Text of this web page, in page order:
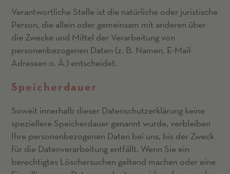
Verantwortliche Stelle ist die natürliche oder juristische
Person, die allein oder gemeinsam mit anderen über
die Zwecke und Mittel der Verarbeitung von
personenbezogenen Daten (z. B. Namen, E-Mail-
Adressen o. Ä.) entscheidet.
Speicherdauer
Soweit innerhalb dieser Datenschutzerklärung keine
speziellere Speicherdauer genannt wurde, verbleiben
Ihre personenbezogenen Daten bei uns, bis der Zweck
für die Datenverarbeitung entfällt. Wenn Sie ein
berechtigtes Löschersuchen geltend machen oder eine